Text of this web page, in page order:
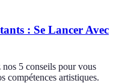
: Se Lancer Avec
nos 5 conseils pour vous
compétences artistiques.